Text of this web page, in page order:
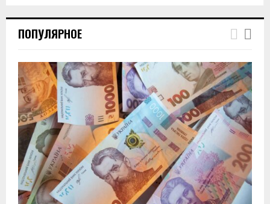
h
u
a
y
u
e
ПОПУЛЯРНОЕ